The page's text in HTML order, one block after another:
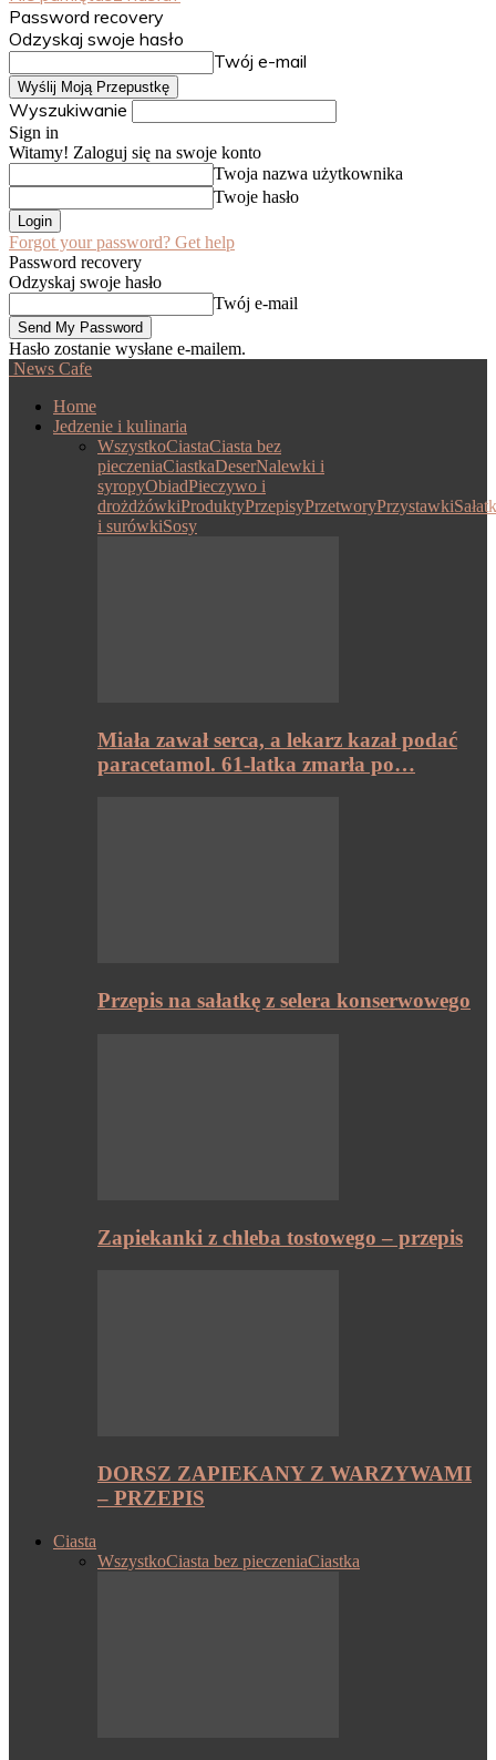
Password recovery
Odzyskaj swoje hasło
Twój e-mail
Wyszukiwanie
Sign in
Witamy! Zaloguj się na swoje konto
Twoja nazwa użytkownika
Twoje hasło
Forgot your password? Get help
Password recovery
Odzyskaj swoje hasło
Twój e-mail
Hasło zostanie wysłane e-mailem.
News Cafe
Home
Jedzenie i kulinaria
WszystkoCiastaCiasta bez
pieczeniaCiastkaDeserNalewki i
syropyObiadPieczywo i
drożdżówkiProduktyPrzepisyPrzetworyPrzystawki
i surówkiSosy
Miała zawał serca, a lekarz kazał podać
paracetamol. 61-latka zmarła po…
Przepis na sałatkę z selera konserwowego
Zapiekanki z chleba tostowego – przepis
DORSZ ZAPIEKANY Z WARZYWAMI
– PRZEPIS
Ciasta
WszystkoCiasta bez pieczeniaCiastka